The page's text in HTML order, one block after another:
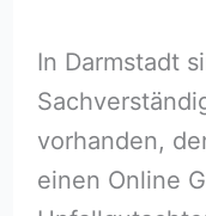
In Darmstadt
vorhanden,
einen Online